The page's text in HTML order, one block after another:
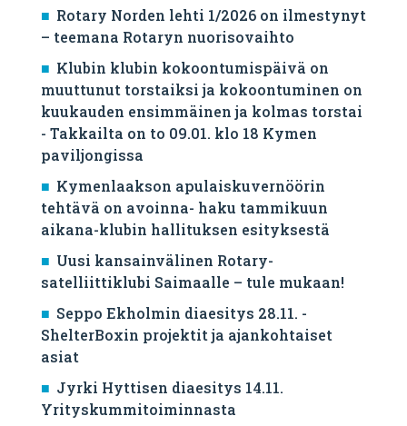
​Rotary Norden lehti 1/2026 on ilmestynyt
– teemana Rotaryn nuorisovaihto
Klubin klubin kokoontumispäivä on
muuttunut torstaiksi ja kokoontuminen on
kuukauden ensimmäinen ja kolmas torstai
- Takkailta on to 09.01. klo 18 Kymen
paviljongissa
Kymenlaakson apulaiskuvernöörin
tehtävä on avoinna- haku tammikuun
aikana-klubin hallituksen esityksestä
Uusi kansainvälinen Rotary-
satelliittiklubi Saimaalle – tule mukaan!
Seppo Ekholmin diaesitys 28.11. -
ShelterBoxin projektit ja ajankohtaiset
asiat
Jyrki Hyttisen diaesitys 14.11.
Yrityskummitoiminnasta